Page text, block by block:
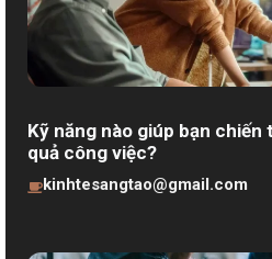
Kỹ năng nào giúp bạn
quả công việc?
kinhtesangtao@gmail.com